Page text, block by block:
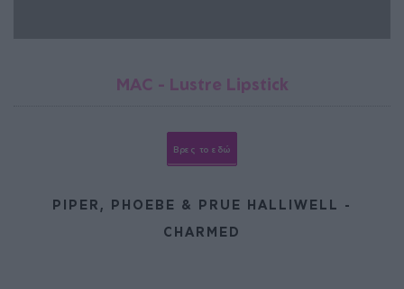
MAC - Lustre Lipstick
Βρες το εδώ
PIPER, PHOEBE & PRUE HALLIWELL -
CHARMED